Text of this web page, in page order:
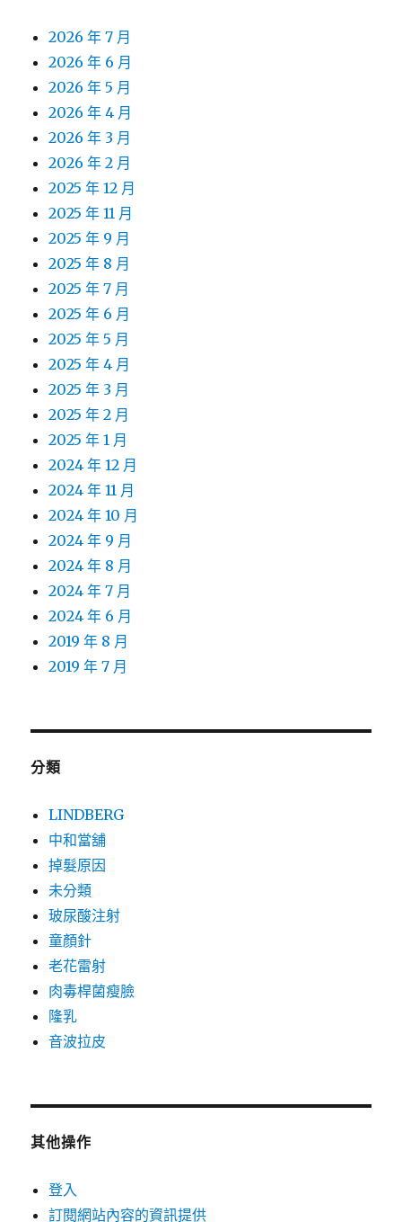
2026 年 7 月
2026 年 6 月
2026 年 5 月
2026 年 4 月
2026 年 3 月
2026 年 2 月
2025 年 12 月
2025 年 11 月
2025 年 9 月
2025 年 8 月
2025 年 7 月
2025 年 6 月
2025 年 5 月
2025 年 4 月
2025 年 3 月
2025 年 2 月
2025 年 1 月
2024 年 12 月
2024 年 11 月
2024 年 10 月
2024 年 9 月
2024 年 8 月
2024 年 7 月
2024 年 6 月
2019 年 8 月
2019 年 7 月
分類
LINDBERG
中和當舖
掉髮原因
未分類
玻尿酸注射
童顏針
老花雷射
肉毒桿菌瘦臉
隆乳
音波拉皮
其他操作
登入
訂閱網站內容的資訊提供